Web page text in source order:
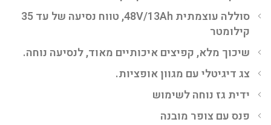
סוללה עוצמתית 48V/13Ah, טווח נסיעה של עד 35
קילומטר
שיכוך מלא, קפיצים איכותיים מאוד, לנסיעה נוחה.
צג דיגיטלי עם מגוון אופציות.
ידית גז נוחה לשימוש
פנס עם צופר מובנה